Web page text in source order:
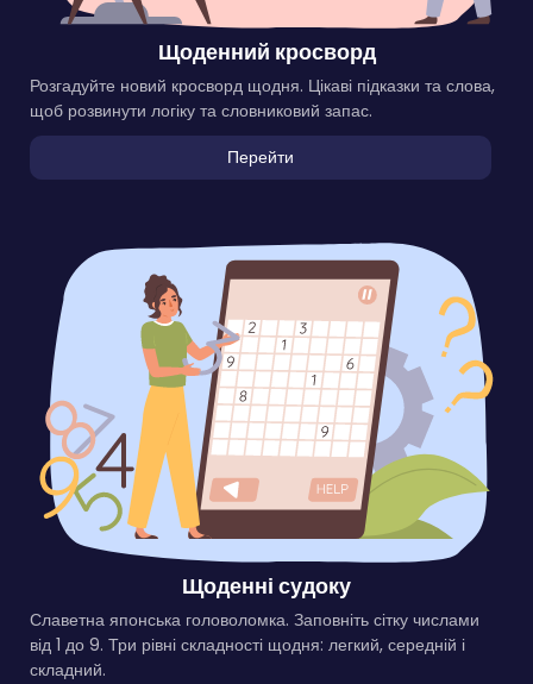
Щоденний кросворд
Розгадуйте новий кросворд щодня. Цікаві підказки та слова,
щоб розвинути логіку та словниковий запас.
Перейти
Щоденні судоку
Славетна японська головоломка. Заповніть сітку числами
від 1 до 9. Три рівні складності щодня: легкий, середній і
складний.